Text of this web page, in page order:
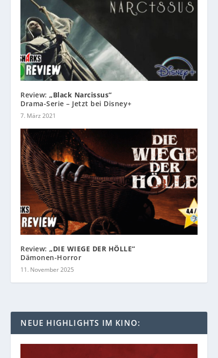
Review: „Black Narcissus“
Drama-Serie – Jetzt bei Disney+
7. März 2021
Review: „DIE WIEGE DER HÖLLE“
Dämonen-Horror
11. November 2025
NEUE HIGHLIGHTS IM KINO: